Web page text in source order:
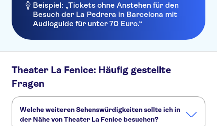
Beispiel: „Tickets ohne Anstehen für den
Besuch der La Pedrera in Barcelona mit
Audioguide für unter 70 Euro.“
Theater La Fenice: Häufig gestellte
Fragen
Welche weiteren Sehenswürdigkeiten sollte ich in
der Nähe von Theater La Fenice besuchen?